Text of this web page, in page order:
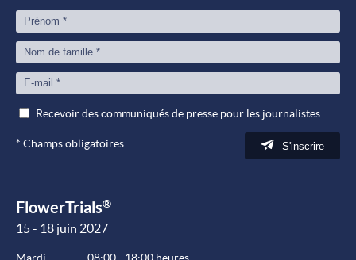
Recevoir des communiqués de presse pour les journalistes
* Champs obligatoires S'inscrire
FlowerTrials®
15 - 18 juin 2027